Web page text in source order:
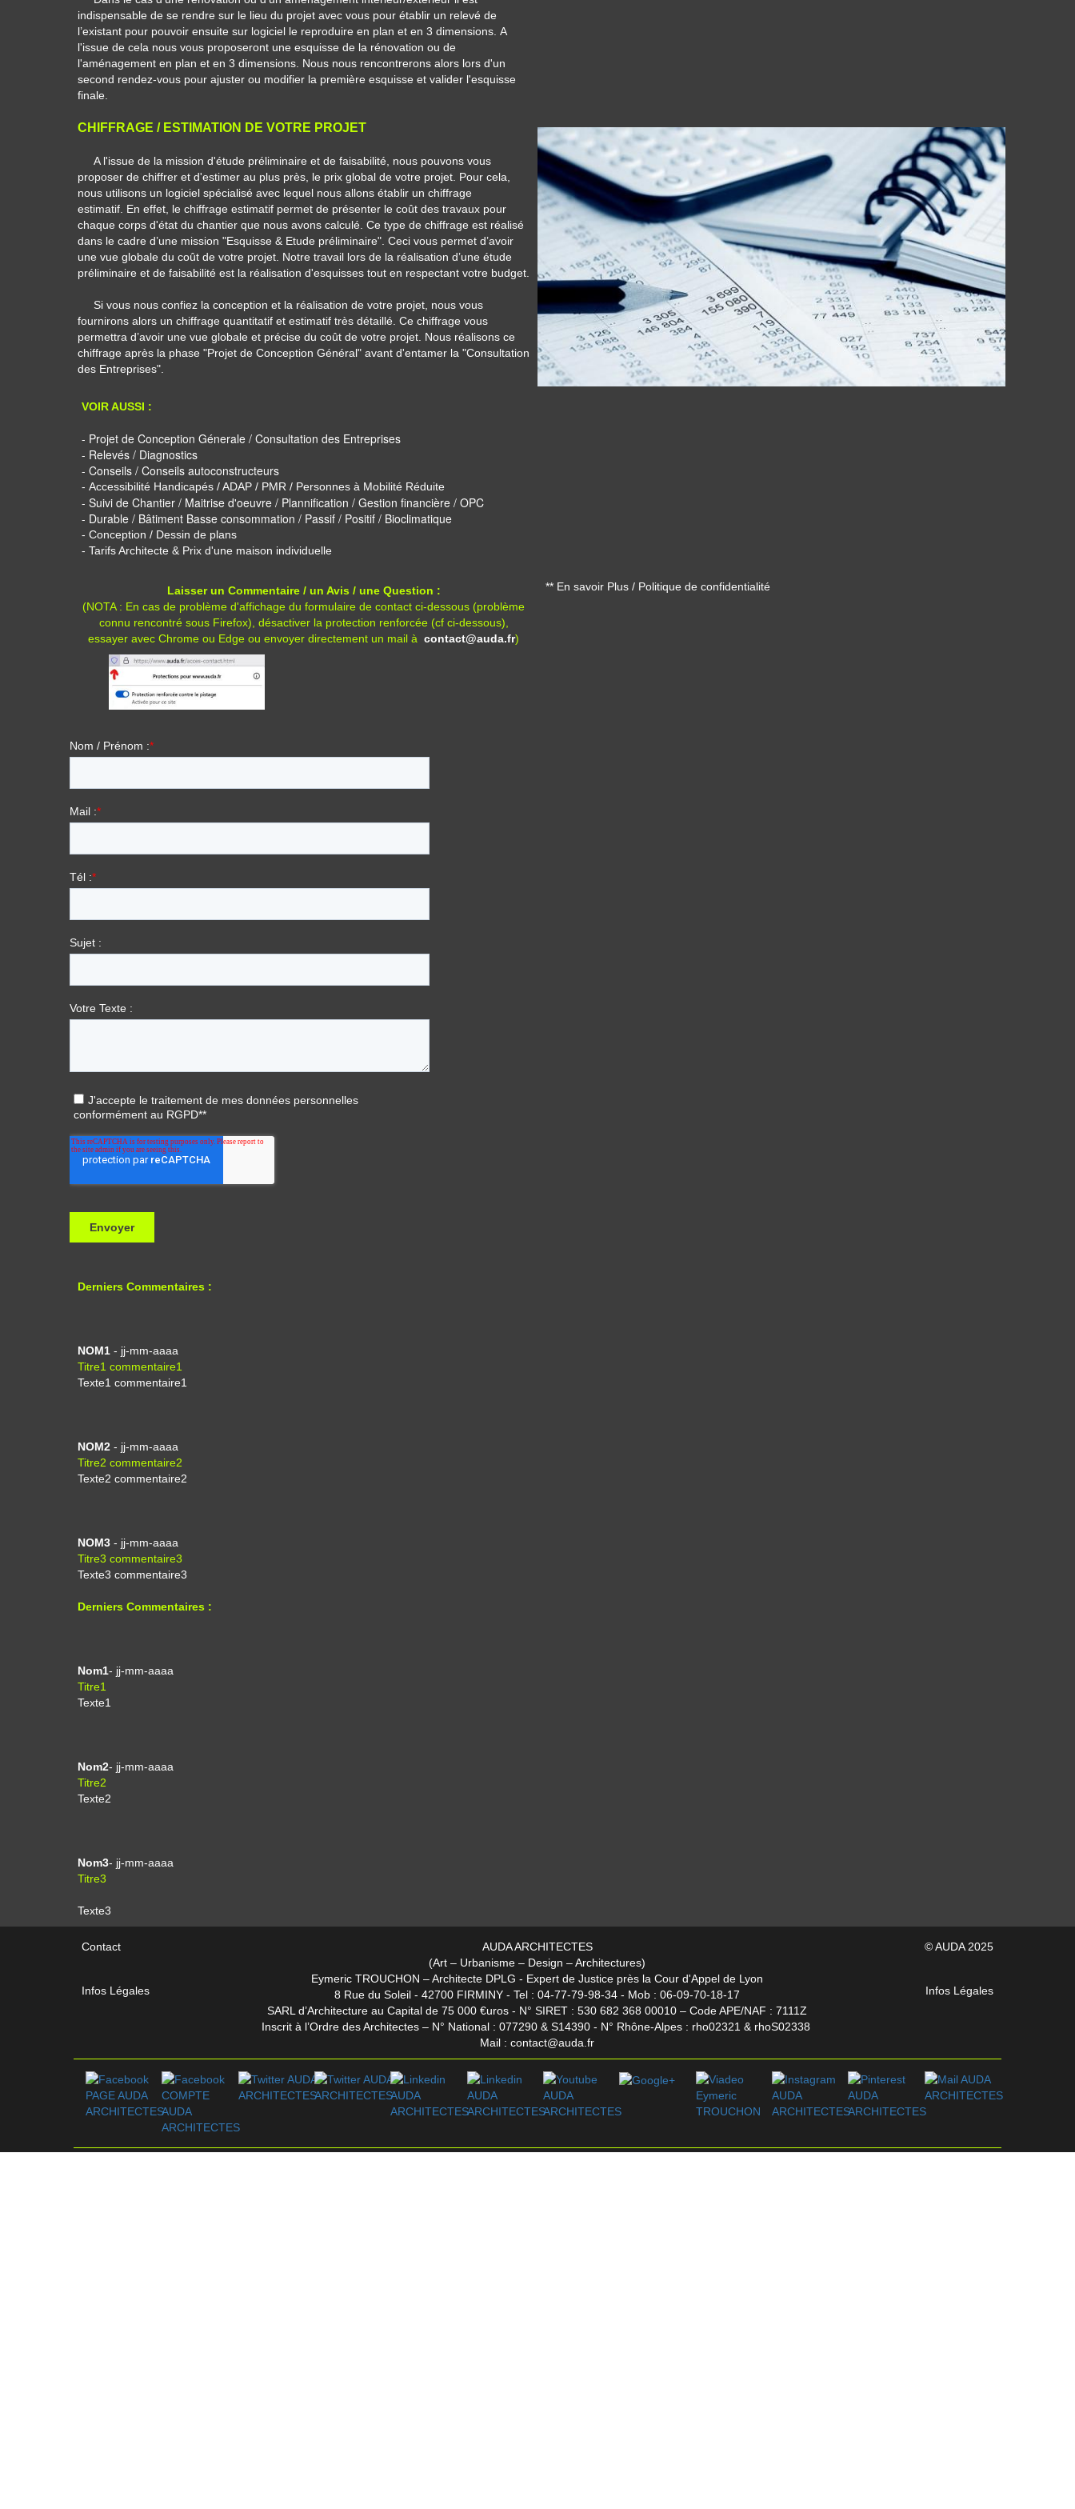
indispensable de se rendre sur le lieu du projet avec vous pour établir un relevé de
l’existant pour pouvoir ensuite sur logiciel le reproduire en plan et en 3 dimensions. A
l'issue de cela nous vous proposeront une esquisse de la rénovation ou de
l'aménagement en plan et en 3 dimensions. Nous nous rencontrerons alors lors d'un
second rendez-vous pour ajuster ou modifier la première esquisse et valider l'esquisse
finale.
CHIFFRAGE / ESTIMATION DE VOTRE PROJET
A l'issue de la mission d'étude préliminaire et de faisabilité, nous pouvons vous
proposer de chiffrer et d'estimer au plus près, le prix global de votre projet. Pour cela,
nous utilisons un logiciel spécialisé avec lequel nous allons établir un chiffrage
estimatif. En effet, le chiffrage estimatif permet de présenter le coût des travaux pour
chaque corps d'état du chantier que nous avons calculé. Ce type de chiffrage est réalisé
dans le cadre d’une mission "Esquisse & Etude préliminaire". Ceci vous permet d’avoir
une vue globale du coût de votre projet. Notre travail lors de la réalisation d’une étude
préliminaire et de faisabilité est la réalisation d'esquisses tout en respectant votre budget.
Si vous nous confiez la conception et la réalisation de votre projet, nous vous
fournirons alors un chiffrage quantitatif et estimatif très détaillé. Ce chiffrage vous
permettra d’avoir une vue globale et précise du coût de votre projet. Nous réalisons ce
chiffrage après la phase "Projet de Conception Général" avant d'entamer la "Consultation
des Entreprises".
VOIR AUSSI :
- Projet de Conception Génerale / Consultation des Entreprises
- Relevés / Diagnostics
- Conseils / Conseils autoconstructeurs
- Accessibilité Handicapés / ADAP / PMR / Personnes à Mobilité Réduite
- Suivi de Chantier / Maitrise d'oeuvre / Plannification / Gestion financière / OPC
- Durable / Bâtiment Basse consommation / Passif / Positif / Bioclimatique
- Conception / Dessin de plans
- Tarifs Architecte & Prix d'une maison individuelle
Laisser un Commentaire / un Avis / une Question :
(NOTA : En cas de problème d'affichage du formulaire de contact ci-dessous (problème
connu rencontré sous Firefox), désactiver la protection renforcée (cf ci-dessous),
essayer avec Chrome ou Edge ou envoyer directement un mail à contact@auda.fr)
** En savoir Plus / Politique de confidentialité
Derniers Commentaires :
NOM1 - jj-mm-aaaa
Titre1 commentaire1
Texte1 commentaire1
NOM2 - jj-mm-aaaa
Titre2 commentaire2
Texte2 commentaire2
NOM3 - jj-mm-aaaa
Titre3 commentaire3
Texte3 commentaire3
Derniers Commentaires :
Nom1- jj-mm-aaaa
Titre1
Texte1
Nom2- jj-mm-aaaa
Titre2
Texte2
Nom3- jj-mm-aaaa
Titre3
Texte3
Contact
Infos Légales
AUDA ARCHITECTES
(Art – Urbanisme – Design – Architectures)
Eymeric TROUCHON – Architecte DPLG - Expert de Justice près la Cour d'Appel de Lyon
8 Rue du Soleil - 42700 FIRMINY -Tel : 04-77-79-98-34 - Mob : 06-09-70-18-17
SARL d’Architecture au Capital de 75 000 €uros - N° SIRET : 530 682 368 00010 – Code APE/NAF : 7111Z
Inscrit à l’Ordre des Architectes – N° National : 077290 & S14390 - N° Rhône-Alpes : rho02321 & rhoS02338
Mail :contact@auda.fr
© AUDA 2025
Infos Légales